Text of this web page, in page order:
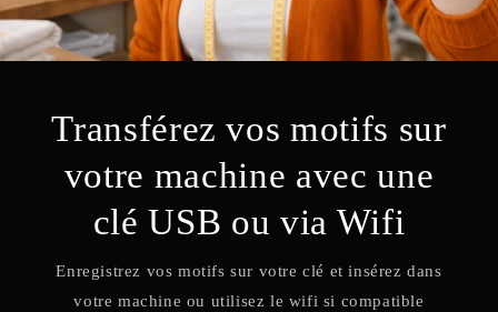
Transférez vos motifs sur
votre machine avec une
clé USB ou via Wifi
Enregistrez vos motifs sur votre clé et insérez dans
votre machine ou utilisez le wifi si compatible